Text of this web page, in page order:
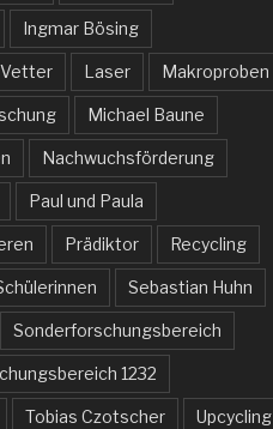
Ingmar Bösing
Laser Makroproben
Michael Baune
Nachwuchsförderung
Paul und Paula
Prädiktor Recycling
Sebastian Huhn
Sonderforschungsbereich
1232
Tobias Czotscher Upcycling